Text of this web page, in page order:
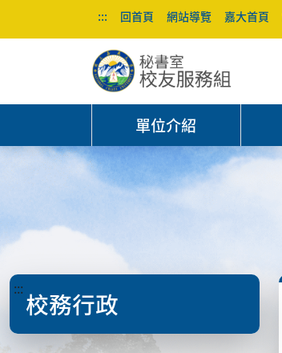
::: 回首頁 網站導覽 嘉大首頁
單位介紹
::: 校務行政